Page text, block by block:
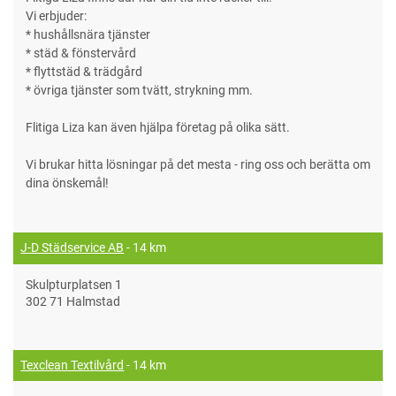
Vi erbjuder:
* hushållsnära tjänster
* städ & fönstervård
* flyttstäd & trädgård
* övriga tjänster som tvätt, strykning mm.
Flitiga Liza kan även hjälpa företag på olika sätt.
Vi brukar hitta lösningar på det mesta - ring oss och berätta om
dina önskemål!
J-D Städservice AB - 14 km
Skulpturplatsen 1
302 71 Halmstad
Texclean Textilvård - 14 km